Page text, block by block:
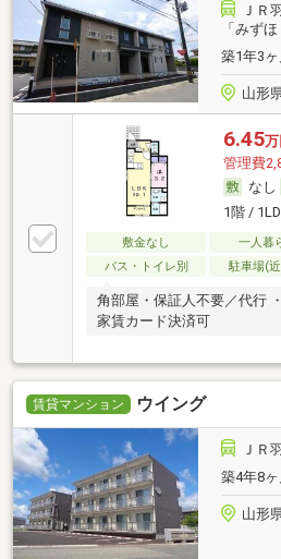
ＪＲ
「みず
築1年3
山形
6.45万
管理費
なし
1階 /
敷金なし 一人暮
バス・トイレ別
駐車場(
角部屋・保証人不要／代行
家賃カード決済可
賃貸マンション ウイング
ＪＲ
築4年8
山形